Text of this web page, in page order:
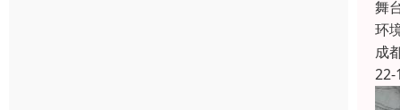
舞
环
成
22-